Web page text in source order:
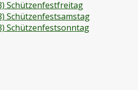
Schützenfestfreitag
Schützenfestsamstag
Schützenfestsonntag